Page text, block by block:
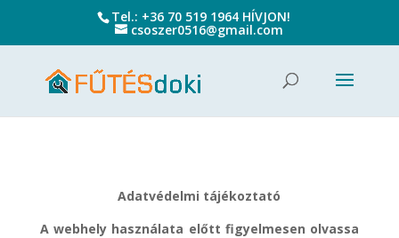
Tel.: +36 70 519 1964HÍVJON!
csoszer0516@gmail.com
Adatvédelmi tájékoztató
A webhely használata előtt figyelmesen olvassa